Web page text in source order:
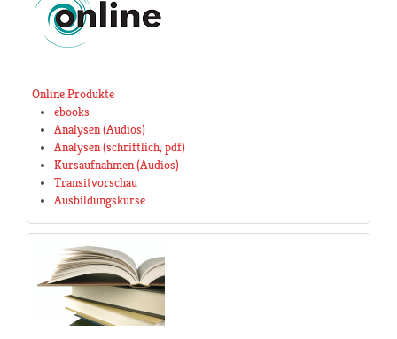
Online Produkte
ebooks
Analysen (Audios)
Analysen (schriftlich, pdf)
Kursaufnahmen (Audios)
Transitvorschau
Ausbildungskurse